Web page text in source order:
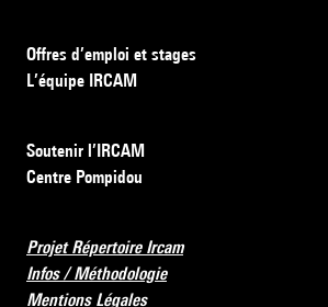
Offres d’emploi et stages
L’équipe IRCAM
Soutenir l’IRCAM
Centre Pompidou
Projet Répertoire Ircam
Infos / Méthodologie
Mentions Légales